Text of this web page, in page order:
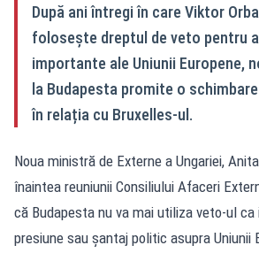
După ani întregi în care Viktor
folosește dreptul de veto pentru
importante ale Uniunii Europene,
la Budapesta promite o
în relația cu Bruxelles-ul.
Noua ministră de Externe a Ungariei,
înaintea reuniunii Consiliului Afaceri
că Budapesta nu va mai utiliza veto-ul
presiune sau șantaj politic asupra Uniunii